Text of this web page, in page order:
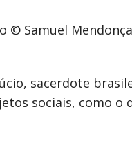
sacerdote
sociais, como